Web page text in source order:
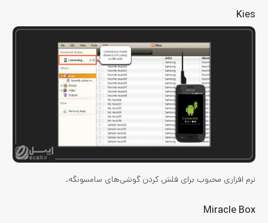
Kies
نرم افزاری محبوب برای فلش کردن گوشی‌های سامسونگه.
Miracle Box